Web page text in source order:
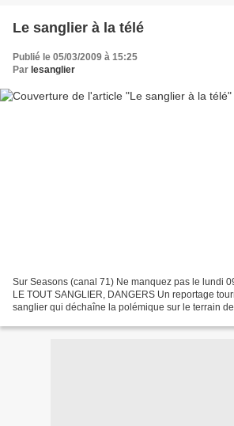
Le sanglier à la télé
Publié le 05/03/2009 à 15:25
Par lesanglier
Sur Seasons (canal 71) Ne manquez pas le lundi
LE TOUT SANGLIER, DANGERS Un reportage
sanglier qui déchaîne la polémique sur le terrain